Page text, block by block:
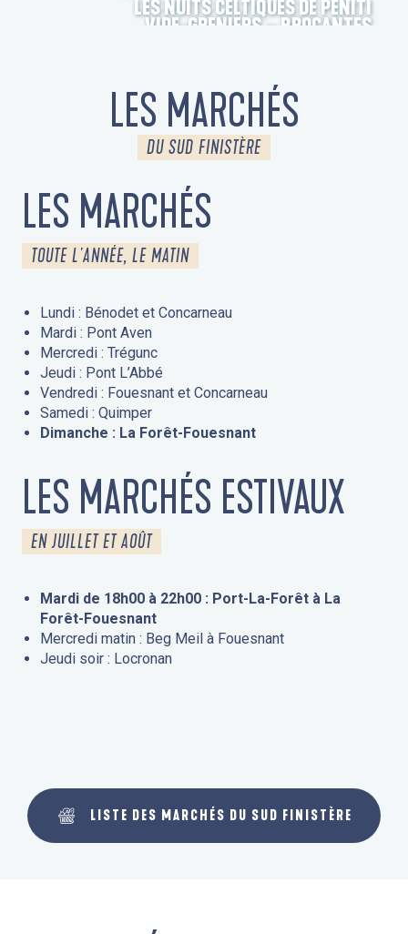
LES NUITS CELTIQUES DE PENITI
VIDE-GRENIERS – BROCANTES
LES MARCHÉS
DU SUD FINISTÈRE
LES MARCHÉS
TOUTE L'ANNÉE, LE MATIN
Lundi : Bénodet et Concarneau
Mardi : Pont Aven
Mercredi : Trégunc
Jeudi : Pont L’Abbé
Vendredi : Fouesnant et Concarneau
Samedi : Quimper
Dimanche : La Forêt-Fouesnant
LES MARCHÉS ESTIVAUX
EN JUILLET ET AOÛT
Mardi de 18h00 à 22h00 : Port-La-Forêt à La
Forêt-Fouesnant
Mercredi matin : Beg Meil à Fouesnant
Jeudi soir : Locronan
LISTE DES MARCHÉS DU SUD FINISTÈRE